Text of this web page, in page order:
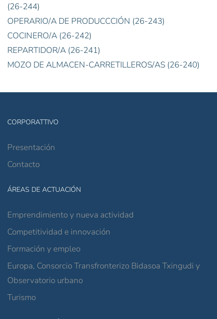
(26-244)
OPERARIO/A DE PRODUCCCIÓN (26-243)
COCINERO/A (26-242)
REPARTIDOR/A (26-241)
MOZO DE ALMACEN-CARRETILLEROS/AS (26-240)
CORPORATTIVO
Presentación
Contacto
ÁREAS DE ACTUACIÓN
Emprendimiento y nueva actividad
Competitividad e innovación
Formación y empleo
Europa, Consorcio Transfronterizo Bidasoa Txingudi y
Observatorio urbano
Turismo